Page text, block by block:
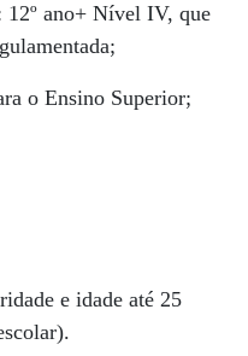
ano+ Nível IV, que
o Ensino Superior;
e idade até 25